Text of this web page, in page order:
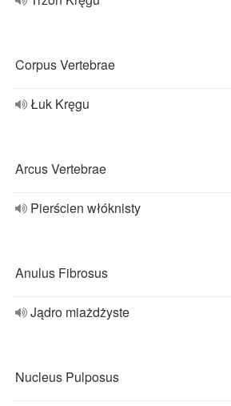
Corpus Vertebrae
Łuk Kręgu
Arcus Vertebrae
Pierścien włóknisty
Anulus Fibrosus
Jądro miażdżyste
Nucleus Pulposus